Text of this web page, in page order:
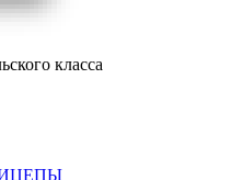
класса